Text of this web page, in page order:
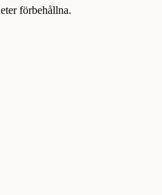
förbehållna.